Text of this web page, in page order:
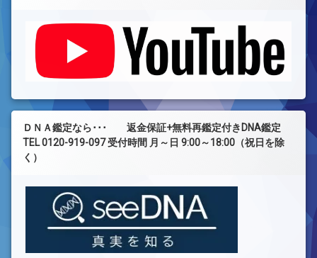
ＤＮＡ鑑定なら･･･ 返金保証+無料再鑑定付きDNA鑑定
TEL 0120-919-097 受付時間 月～日 9:00～18:00（祝日を除
く）